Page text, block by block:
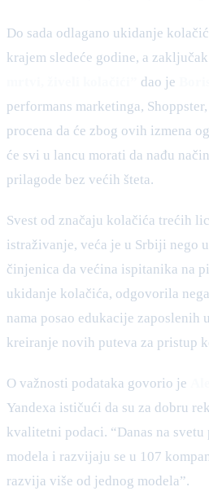
Do sada odlagano ukidanje
krajem sledeće godine, a
dao je
performans marketinga,
procena da će zbog ovih izmena
će svi u lancu morati da nađu
prilagode bez većih šteta.
Svest od značaju kolačića trećih
istraživanje, veća je u Srbiji nego
činjenica da većina ispitanika na
ukidanje kolačića, odgovorila
nama posao edukacije
kreiranje novih puteva za pristup
O važnosti podataka govorio je
Yandexa ističući da su za dobru
kvalitetni podaci. “Danas na
modela i razvijaju se u 107
razvija više od jednog modela”.